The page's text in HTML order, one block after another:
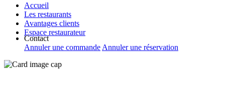
Accueil
Les restaurants
Avantages clients
Espace restaurateur
Contact
Annuler une commande Annuler une réservation